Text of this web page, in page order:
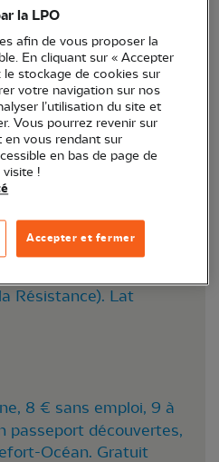
Résistance). Lat
8 € sans emploi, 9 à
passeport découvertes,
Océan. Gratuit
la LPO
afin de vous proposer la
En cliquant sur « Accepter
stockage de cookies sur
votre navigation sur nos
l’utilisation du site et
Vous pourrez revenir sur
vous rendant sur
en bas de page de
!
Accepter et fermer